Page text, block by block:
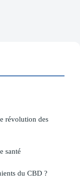
révolution des
santé
du CBD ?